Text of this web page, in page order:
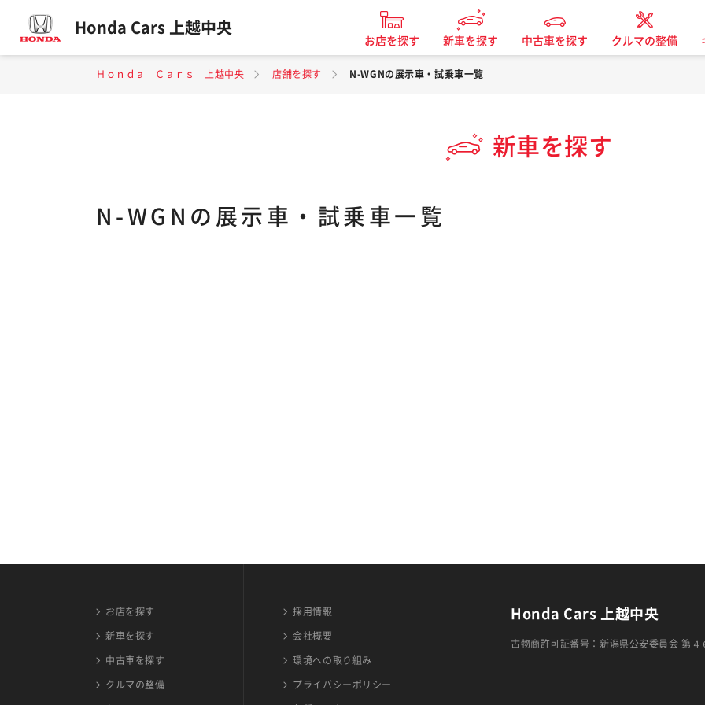
Honda Cars 上越中央
お店を探す 新車を探す 中古車を探す クルマの整備
Ｈｏｎｄａ Ｃａｒｓ 上越中央 店舗を探す N-WGNの展示車・試乗車一覧
新車を探す
N-WGNの展示車・試乗車一覧
お店を探す
新車を探す
中古車を探す
クルマの整備
採用情報
会社概要
環境への取り組み
プライバシーポリシー
Honda Cars 上越中央
古物商許可証番号：新潟県公安委員会 第